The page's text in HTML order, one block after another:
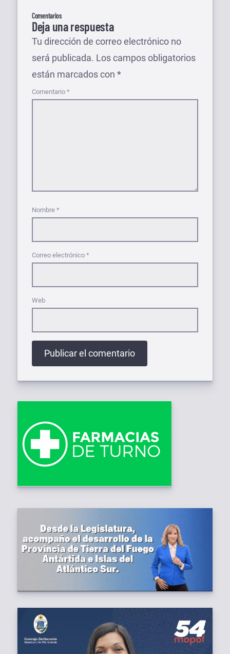
Comentarios
Deja una respuesta
Tu dirección de correo electrónico no
será publicada. Los campos obligatorios
están marcados con *
Comentario *
Nombre *
Correo electrónico *
Web